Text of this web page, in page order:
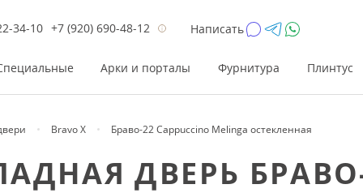
34-10 +7 (920) 690-48-12 Написать
до 26 200 Р
до 17 800 Р
Арки и порталы Фурнитура Плинтус
Bravo X Браво-22 Cappuccino Melinga остекленная
ДВЕРЬ БРАВО-